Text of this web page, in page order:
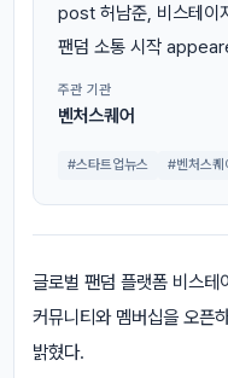
post 허남준, 비스테이
팬덤 소통 시작
주관 기관
벤처스퀘어
#스타트업뉴스 #벤처스퀘
글로벌 팬덤 플랫폼 비스
커뮤니티와 멤버십을 오픈
밝혔다.